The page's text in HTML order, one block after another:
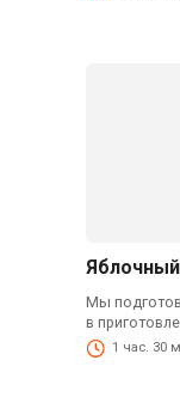
Мы
в
1 час. 30